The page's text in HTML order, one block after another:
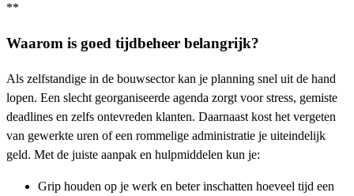
**
Waarom is goed tijdbeheer belangrijk?
Als zelfstandige in de bouwsector kan je planning snel uit de hand
lopen. Een slecht georganiseerde agenda zorgt voor stress, gemiste
deadlines en zelfs ontevreden klanten. Daarnaast kost het vergeten
van gewerkte uren of een rommelige administratie je uiteindelijk
geld. Met de juiste aanpak en hulpmiddelen kun je:
Grip houden op je werk en beter inschatten hoeveel tijd een